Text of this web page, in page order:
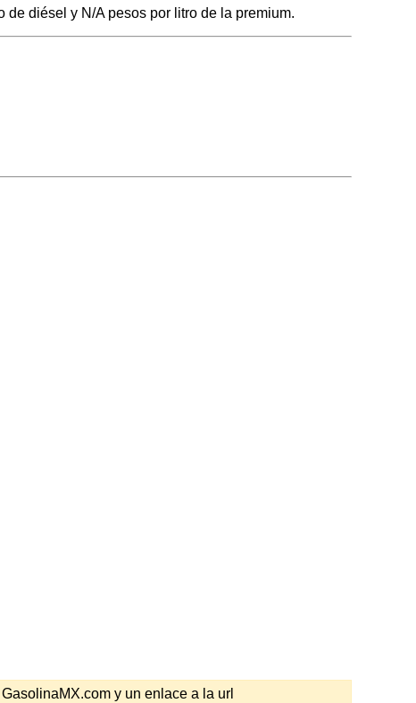
diésel y N/A pesos por litro de la premium.
y un enlace a la url